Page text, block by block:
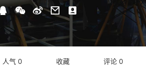
人气 0 收藏 评论 0